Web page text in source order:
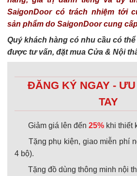
SaigonDoor có trách nhiệm tới
sản phẩm do SaigonDoor cung
Quý khách hàng có nhu cầu có
được tư vấn, đặt mua Cửa & Nội
ĐĂNG KÝ NGAY -
TAY
Giảm giá lên đến 25% khi thiết
Tặng phụ kiện, giao miễn phí
4 bộ).
Tặng đồ dùng thông minh nội